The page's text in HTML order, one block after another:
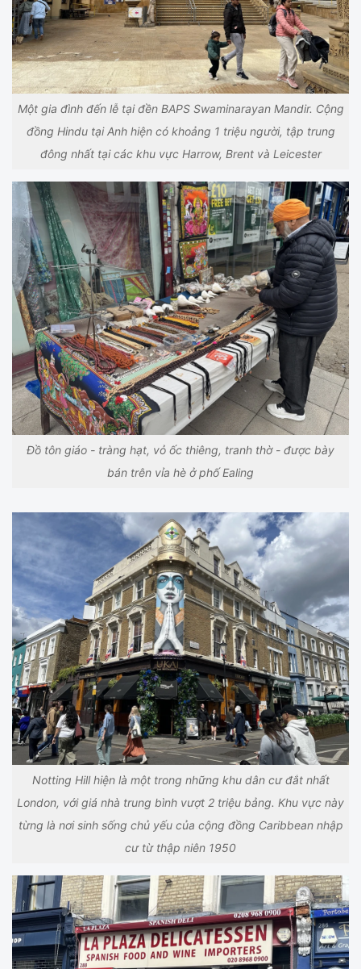
Một gia đình đến lễ tại đền BAPS Swaminarayan Mandir. Cộng
đồng Hindu tại Anh hiện có khoảng 1 triệu người, tập trung
đông nhất tại các khu vực Harrow, Brent và Leicester
Đồ tôn giáo - tràng hạt, vỏ ốc thiêng, tranh thờ - được bày
bán trên vỉa hè ở phố Ealing
Notting Hill hiện là một trong những khu dân cư đắt nhất
London, với giá nhà trung bình vượt 2 triệu bảng. Khu vực này
từng là nơi sinh sống chủ yếu của cộng đồng Caribbean nhập
cư từ thập niên 1950